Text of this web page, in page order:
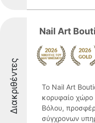
Διακριθέντες
Nail Art
Το Nail Art
κορυφαίο χώρο
Βόλου,
σύγχρονων